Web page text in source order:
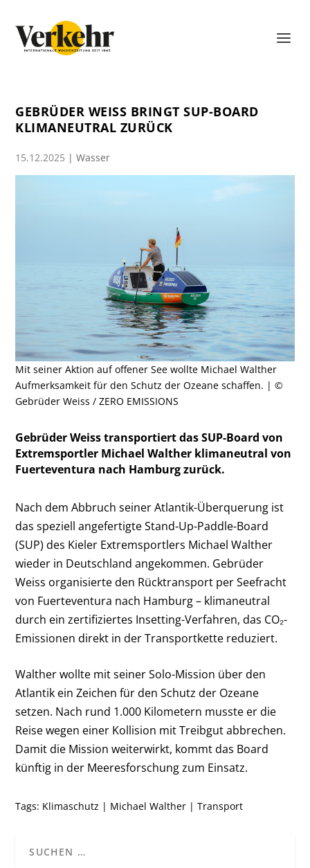
GEBRÜDER WEISS BRINGT SUP-BOARD
KLIMANEUTRAL ZURÜCK
15.12.2025 |Wasser
Mit seiner Aktion auf offener See wollte Michael Walther
Aufmerksamkeit für den Schutz der Ozeane schaffen. | ©
Gebrüder Weiss / ZERO EMISSIONS
Gebrüder Weiss transportiert das SUP-Board von
Extremsportler Michael Walther klimaneutral von
Fuerteventura nach Hamburg zurück.
Nach dem Abbruch seiner Atlantik-Überquerung ist
das speziell angefertigte Stand-Up-Paddle-Board
(SUP) des Kieler Extremsportlers Michael Walther
wieder in Deutschland angekommen. Gebrüder
Weiss organisierte den Rücktransport per Seefracht
von Fuerteventura nach Hamburg – klimaneutral
durch ein zertifiziertes Insetting-Verfahren, das CO₂-
Emissionen direkt in der Transportkette reduziert.
Walther wollte mit seiner Solo-Mission über den
Atlantik ein Zeichen für den Schutz der Ozeane
setzen. Nach rund 1.000 Kilometern musste er die
Reise wegen einer Kollision mit Treibgut abbrechen.
Damit die Mission weiterwirkt, kommt das Board
künftig in der Meeresforschung zum Einsatz.
Tags: Klimaschutz | Michael Walther |Transport